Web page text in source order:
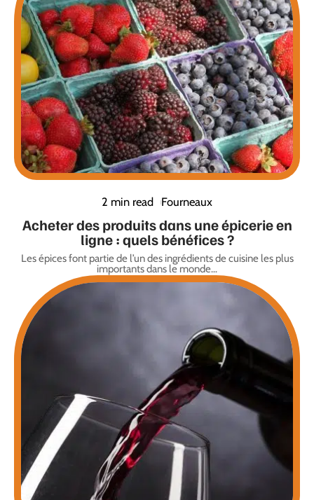
2 min read Fourneaux
Acheter des produits dans une épicerie en
ligne : quels bénéfices ?
Les épices font partie de l’un des ingrédients de cuisine les plus
importants dans le monde…